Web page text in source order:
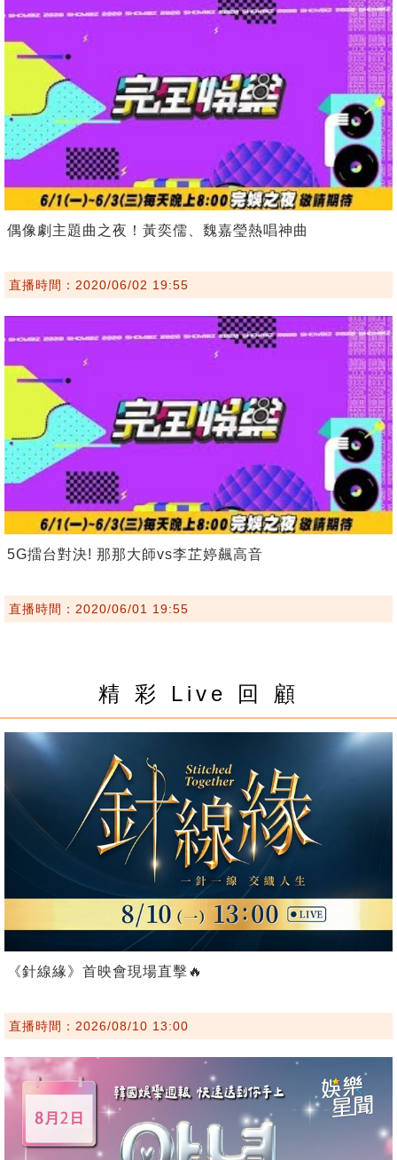
偶像劇主題曲之夜！黃奕儒、魏嘉瑩熱唱神曲
直播時間：2020/06/02 19:55
5G擂台對決! 那那大師vs李芷婷飆高音
直播時間：2020/06/01 19:55
精 彩 Live 回 顧
《針線緣》首映會現場直擊🔥
直播時間：2026/08/10 13:00